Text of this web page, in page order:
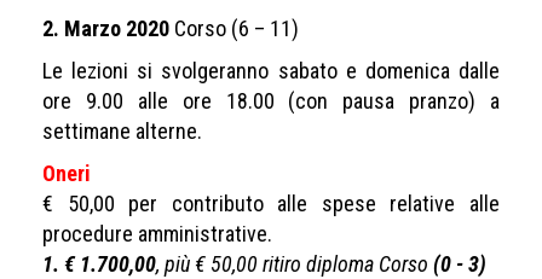
2. Marzo 2020 Corso (6 – 11)
Le lezioni si svolgeranno sabato e domenica dalle
ore 9.00 alle ore 18.00 (con pausa pranzo) a
settimane alterne.
Oneri
€ 50,00 per contributo alle spese relative alle
procedure amministrative.
1. € 1.700,00, più € 50,00 ritiro diploma Corso (0 - 3)